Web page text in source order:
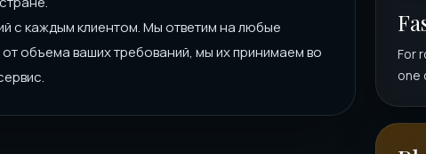
с каждым клиентом. Мы ответим на любые
объема ваших требований, мы их принимаем во
For
one